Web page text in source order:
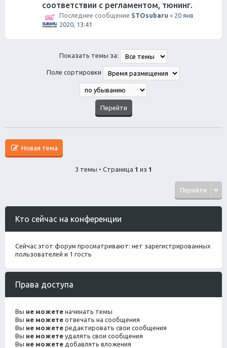
соответствии с регламентом, тюнинг.
Последнее сообщение STOsubaru « 20 янв
2020, 13:41
Показать темы за:
Поле сортировки
Новая тема
3 темы • Страница 1 из 1
Перейти
Кто сейчас на конференции
Сейчас этот форум просматривают: нет зарегистрированных
пользователей и 1 гость
Права доступа
Вы не можете начинать темы
Вы не можете отвечать на сообщения
Вы не можете редактировать свои сообщения
Вы не можете удалять свои сообщения
Вы не можете добавлять вложения